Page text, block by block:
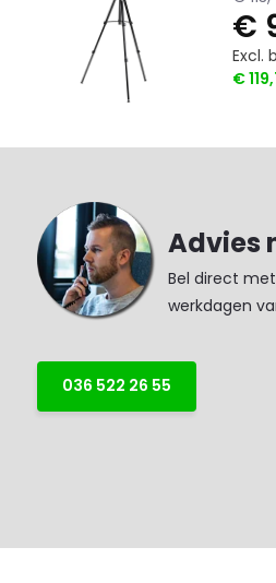
€
Excl.
€
Advies
Bel direct
werkdagen
036 522 26 55